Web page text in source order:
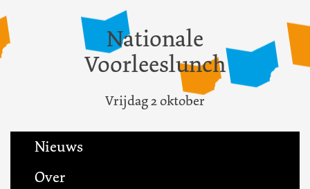
Nationale
Voorleeslunch
Vrijdag 2 oktober
Nieuws
Over